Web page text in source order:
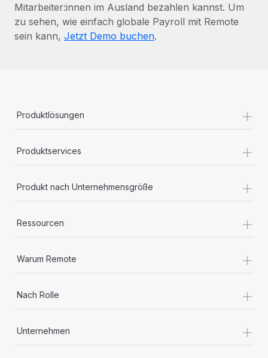
Mitarbeiter:innen im Ausland bezahlen kannst. Um
zu sehen, wie einfach globale Payroll mit Remote
sein kann, Jetzt Demo buchen.
Produktlösungen +
Produktservices +
Produkt nach Unternehmensgröße +
Ressourcen +
Warum Remote +
Nach Rolle +
Unternehmen
+